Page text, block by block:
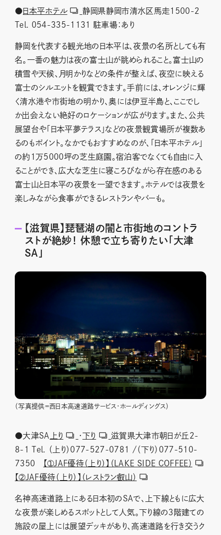
●日本平ホテル
静岡県静岡市清水区馬走1500-2
Tel. 054-335-1131 駐車場：あり
静岡を代表する観光地の日本平は、夜景の名所としても有
名。一番の魅力は夜の富士山が眺められること。富士山の
積雪や天候、月明かりなどの条件が整えば、夜空に映える
富士のシルエットを観賞できます。手前には、オレンジに輝
く清水港や市街地の明かり、奥には伊豆半島と、ここでし
か出会えない絶好のロケーションが広がります。また、公共
展望台や「日本平夢テラス」などの夜景観賞場所が複数あ
るのもポイント。なかでもおすすめなのが、「日本平ホテル」
の約1万5000坪の芝生庭園。宿泊客でなくても自由に入
ることができ、広大な芝生に寝ころびながら存在感のある
富士山と日本平の夜景を一望できます。ホテルでは夜景を
楽しみながら食事ができるレストランやバーも。
【滋賀県】琵琶湖の闇と市街地のコントラ
ストが絶妙！ 休憩で立ち寄りたい「大津
SA」
（写真提供＝西日本高速道路サービス・ホールディングス）
●大津SA 上り ・下り
滋賀県大津市朝日が丘2-
8-1 Tel. （上り）077-527-0781 /（下り）077-510-
7350
【➀JAF優待（上り）】（LAKE SIDE COFFEE）
【➁JAF優待（上り）】（レストラン叡山）
名神高速道路上にある日本初のSAで、上下線ともに広大
な夜景が楽しめるスポットとして人気。下り線の3階建ての
施設の屋上には展望デッキがあり、高速道路を行き交うク